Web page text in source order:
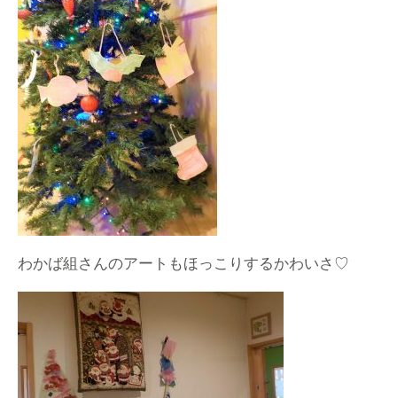
わかば組さんのアートもほっこりするかわいさ♡